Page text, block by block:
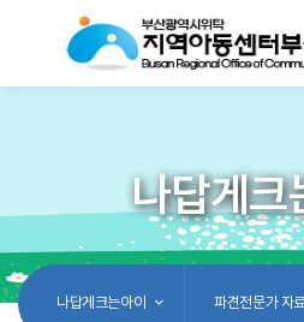
나답게크
나답게크는아이 파견전문가 자